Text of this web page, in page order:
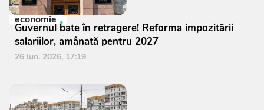
economie
Guvernul bate în retragere! Reforma impozitării
salariilor, amânată pentru 2027
26 Iun. 2026, 17:19